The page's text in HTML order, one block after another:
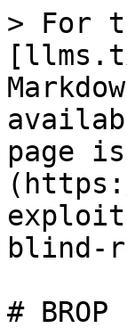
> For
page
blind-
#